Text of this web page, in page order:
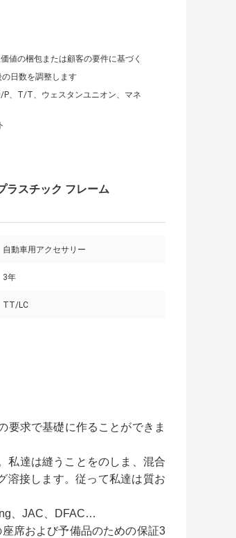
値の梱包または顧客の要件に基づく
日数を調整します
P、T/T、ウェスタンユニオン、マネ
ラスチック フレーム
自動車用アクセサリー
3年
TT/LC
要求で基礎に作ることができま
私達は縫うことをのしま、混合
溶接します。従って私達は質お
、JAC、DFAC…
席および予備品のための保証3